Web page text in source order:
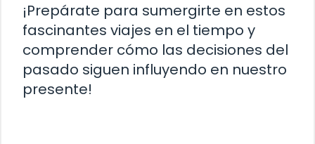
¡Prepárate para sumergirte en estos
fascinantes viajes en el tiempo y
comprender cómo las decisiones del
pasado siguen influyendo en nuestro
presente!